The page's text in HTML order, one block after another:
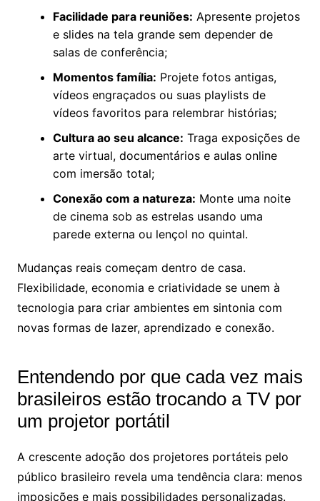
Facilidade para reuniões: Apresente projetos
e slides na tela grande sem depender de
salas de conferência;
Momentos família: Projete fotos antigas,
vídeos engraçados ou suas playlists de
vídeos favoritos para relembrar histórias;
Cultura ao seu alcance: Traga exposições de
arte virtual, documentários e aulas online
com imersão total;
Conexão com a natureza: Monte uma noite
de cinema sob as estrelas usando uma
parede externa ou lençol no quintal.
Mudanças reais começam dentro de casa.
Flexibilidade, economia e criatividade se unem à
tecnologia para criar ambientes em sintonia com
novas formas de lazer, aprendizado e conexão.
Entendendo por que cada vez mais
brasileiros estão trocando a TV por
um projetor portátil
A crescente adoção dos projetores portáteis pelo
público brasileiro revela uma tendência clara: menos
imposições e mais possibilidades personalizadas.